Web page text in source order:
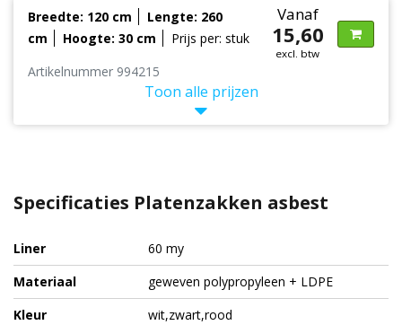
Breedte: 120 cm
Lengte: 260
cm
Hoogte: 30 cm Prijs per: stuk
Vanaf
15,60
excl. btw
Artikelnummer 994215
Toon alle prijzen
Specificaties Platenzakken asbest
Liner
60 my
Materiaal
geweven polypropyleen + LDPE
Kleur
wit,zwart,rood